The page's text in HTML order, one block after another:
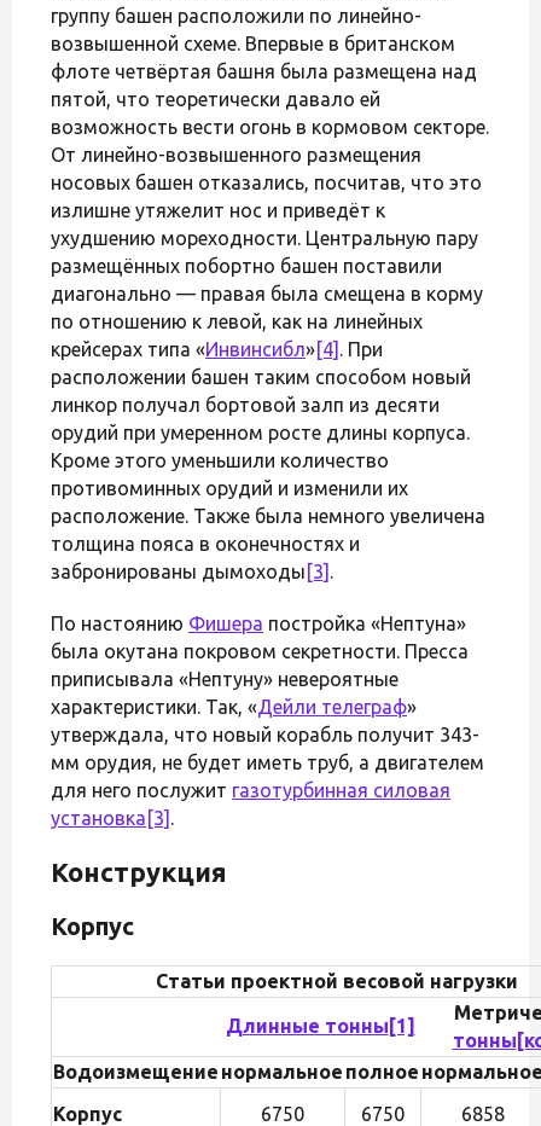
группу башен расположили по линейно-
возвышенной схеме. Впервые в британском
флоте четвёртая башня была размещена над
пятой, что теоретически давало ей
возможность вести огонь в кормовом секторе.
От линейно-возвышенного размещения
носовых башен отказались, посчитав, что это
излишне утяжелит нос и приведёт к
ухудшению мореходности. Центральную пару
размещённых побортно башен поставили
диагонально — правая была смещена в корму
по отношению к левой, как на линейных
крейсерах типа «Инвинсибл»[4] . При
расположении башен таким способом новый
линкор получал бортовой залп из десяти
орудий при умеренном росте длины корпуса.
Кроме этого уменьшили количество
противоминных орудий и изменили их
расположение. Также была немного увеличена
толщина пояса в оконечностях и
забронированы дымоходы [3] .
По настоянию Фишера постройка «Нептуна»
была окутана покровом секретности. Пресса
приписывала «Нептуну» невероятные
характеристики. Так, «Дейли телеграф»
утверждала, что новый корабль получит 343-
мм орудия, не будет иметь труб, а двигателем
для него послужит газотурбинная силовая
установка [3] .
Конструкция
Корпус
Статьи проектной весовой нагрузки
Длинные тонны [1]
тонны
Водоизмещение нормальное полное
Корпус
6750 6750 6858